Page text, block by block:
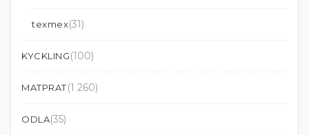
texmex(31)
KYCKLING(100)
MATPRAT(1 260)
ODLA(35)